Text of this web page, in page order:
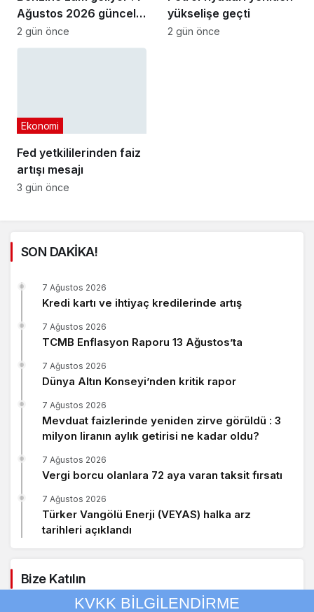
Ağustos 2026 güncel
akaryakıt fiyatları
2 gün önce
yükselişe geçti
2 gün önce
Fed yetkililerinden faiz
artışı mesajı
Ekonomi
3 gün önce
SON DAKİKA!
Kredi kartı ve ihtiyaç kredilerinde artış
7 Ağustos 2026
TCMB Enflasyon Raporu 13 Ağustos’ta
7 Ağustos 2026
Dünya Altın Konseyi’nden kritik rapor
7 Ağustos 2026
Mevduat faizlerinde yeniden zirve görüldü : 3
milyon liranın aylık getirisi ne kadar oldu?
7 Ağustos 2026
Vergi borcu olanlara 72 aya varan taksit fırsatı
7 Ağustos 2026
Türker Vangölü Enerji (VEYAS) halka arz
tarihleri açıklandı
7 Ağustos 2026
Bize Katılın
KVKK BİLGİLENDİRME